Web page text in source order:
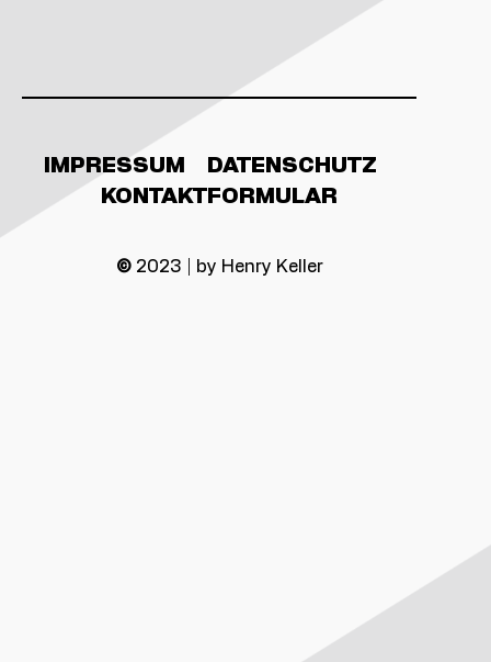
IMPRESSUM
DATENSCHUTZ
KONTAKTFORMULAR
©2023 | by Henry Keller